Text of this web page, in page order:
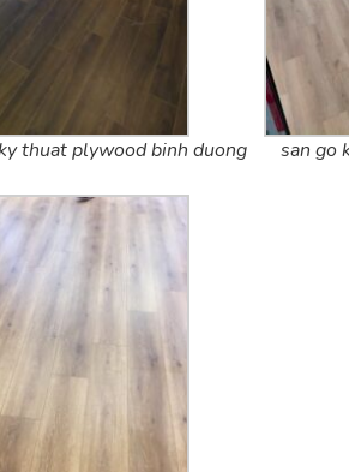
thuat plywood binh duong san go